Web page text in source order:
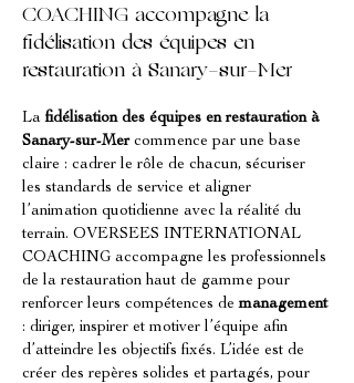
COACHING accompagne la
fidélisation des équipes en
restauration à Sanary-sur-Mer
La fidélisation des équipes en restauration à
Sanary-sur-Mer commence par une base
claire : cadrer le rôle de chacun, sécuriser
les standards de service et aligner
l’animation quotidienne avec la réalité du
terrain. OVERSEES INTERNATIONAL
COACHING accompagne les professionnels
de la restauration haut de gamme pour
renforcer leurs compétences de management
: diriger, inspirer et motiver l’équipe afin
d’atteindre les objectifs fixés. L’idée est de
créer des repères solides et partagés, pour